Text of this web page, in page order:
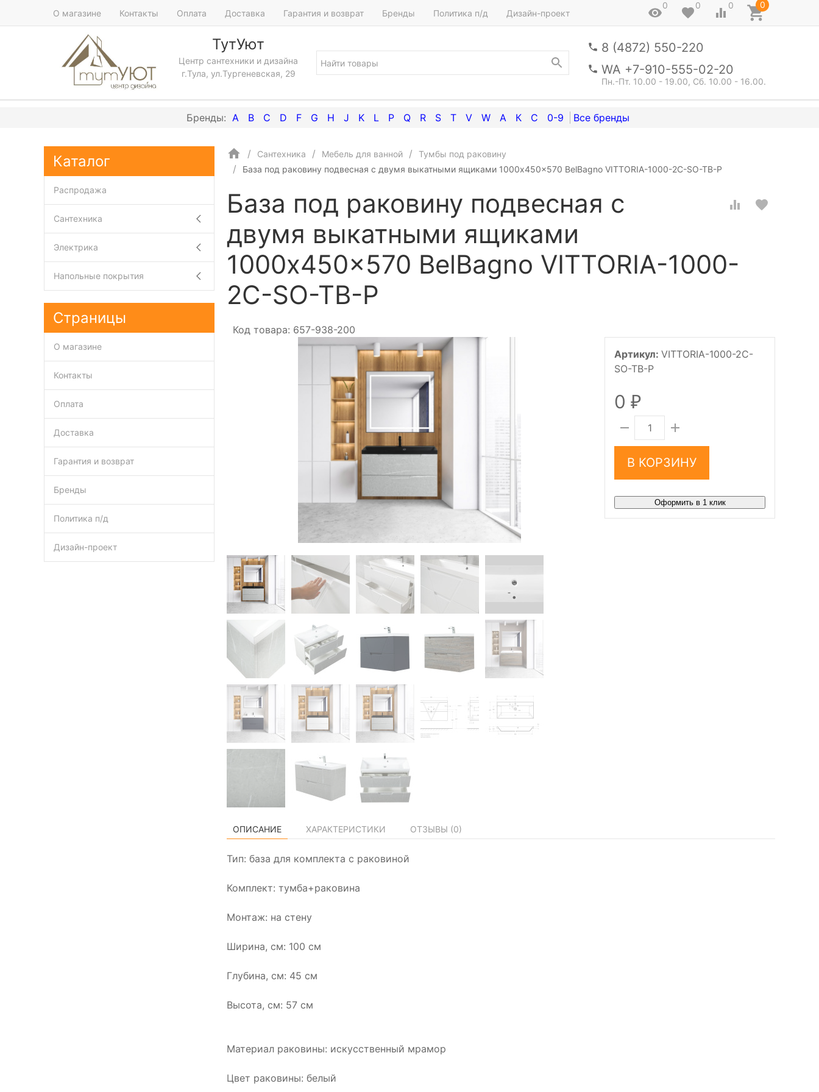
О магазине Контакты Оплата Доставка Гарантия и возврат Бренды Политика п/д Дизайн-проект
0 0 0 0
ТутУют
Центр сантехники и дизайна
г.Тула, ул.Тургеневская, 29
8 (4872) 550-220
WA +7-910-555-02-20
Пн.-Пт. 10.00 - 19.00, Сб. 10.00 - 16.00.
A B C D F G H J K L P Q R S T V W А К С 0-9
Сантехника Мебель для ванной
Тумбы под раковину
База под раковину подвесная с двумя выкатными ящиками 1000x450x570 BelBagno VITTORIA-1000-2C-SO-TB-P
База под раковину подвесная с
двумя выкатными ящиками
1000x450x570 BelBagno VITTORIA-1000-
2C-SO-TB-P
Код товара: 657-938-200
Артикул: VITTORIA-1000-2C-
SO-TB-P
0 ₽
В КОРЗИНУ
Оформить в 1 клик
ОПИСАНИЕ ХАРАКТЕРИСТИКИ ОТЗЫВЫ (0)
Тип: база для комплекта с раковиной
Комплект: тумба+раковина
Монтаж: на стену
Ширина, см: 100 см
Глубина, см: 45 см
Высота, см: 57 см
Материал раковины: искусственный мрамор
Цвет раковины: белый
Каталог
Распродажа
Сантехника
Электрика
Напольные покрытия
Страницы
О магазине
Контакты
Оплата
Доставка
Гарантия и возврат
Бренды
Политика п/д
Дизайн-проект